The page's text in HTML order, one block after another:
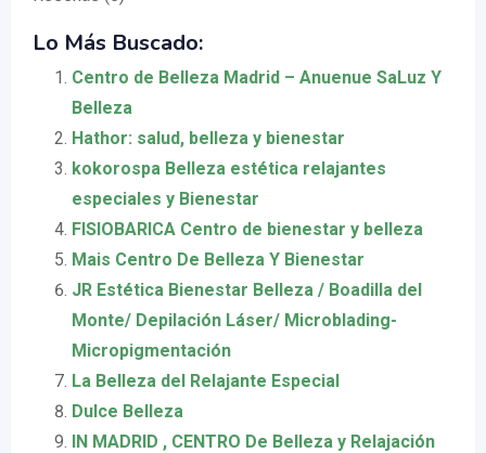
Lo Más Buscado:
Centro de Belleza Madrid – Anuenue SaLuz Y
Belleza
Hathor: salud, belleza y bienestar
kokorospa Belleza estética relajantes
especiales y Bienestar
FISIOBARICA Centro de bienestar y belleza
Mais Centro De Belleza Y Bienestar
JR Estética Bienestar Belleza / Boadilla del
Monte/ Depilación Láser/ Microblading-
Micropigmentación
La Belleza del Relajante Especial
Dulce Belleza
IN MADRID , CENTRO De Belleza y Relajación